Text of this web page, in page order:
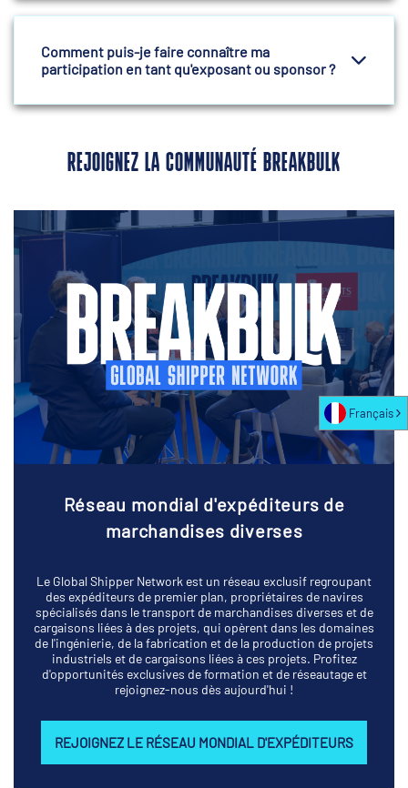
Comment puis-je faire connaître ma
participation en tant qu'exposant ou sponsor ?
REJOIGNEZ LA COMMUNAUTÉ BREAKBULK
Réseau mondial d'expéditeurs de
marchandises diverses
Le Global Shipper Network est un réseau exclusif regroupant
des expéditeurs de premier plan, propriétaires de navires
spécialisés dans le transport de marchandises diverses et de
cargaisons liées à des projets, qui opèrent dans les domaines
de l'ingénierie, de la fabrication et de la production de projets
industriels et de cargaisons liées à ces projets. Profitez
d'opportunités exclusives de formation et de réseautage et
rejoignez-nous dès aujourd'hui !
REJOIGNEZ LE RÉSEAU MONDIAL D'EXPÉDITEURS
Français